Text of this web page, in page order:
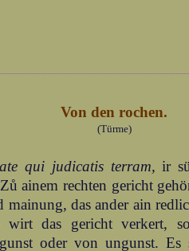
Von den rochen.
(Türme)
qui judicatis terram, ir
ainem rechten gericht
mainung, das ander ain
das gericht verkert,
oder von ungunst. Es